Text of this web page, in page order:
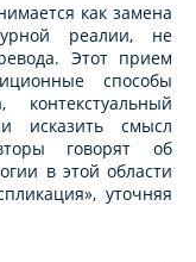
как замена
реалии, не
Этот прием
способы
контекстуальный
исказить смысл
говорят об
в этой области
уточняя